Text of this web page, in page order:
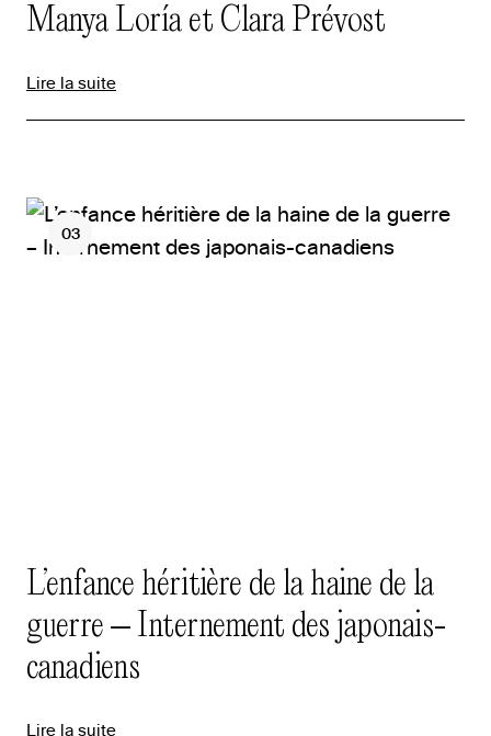
Manya Loría et Clara Prévost
Lire la suite
03
L’enfance héritière de la haine de la
guerre – Internement des japonais-
canadiens
Lire la suite